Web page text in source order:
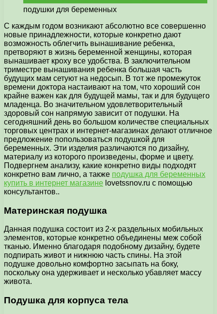
подушки для беременных
С каждым годом возникают абсолютно все совершенно
новые принадлежности, которые конкретно дают
возможность облегчить вынашивание ребенка,
претворяют в жизнь беременной женщины, которая
вынашивает кроху все удобства. В заключительном
триместре вынашивания ребенка большая часть
будущих мам сетуют на недосып. В тот же промежуток
времени доктора настаивают на том, что хороший сон
крайне важен как для будущей мамы, так и для будущего
младенца. Во значительном удовлетворительный
здоровый сон напрямую зависит от подушки. На
сегодняшний день во большом количестве специальных
торговых центрах и интернет-магазинах делают отличное
предложение попользоваться подушкой для
беременных. Эти изделия различаются по дизайну,
материалу из которого произведены, форме и цвету.
Подвергнем анализу, какие конкретно виды подходят
конкретно вам лично, а также подушка для беременных
купить в интернет магазине lovetssnov.ru с помощью
консультантов..
Материнская подушка
Данная подушка состоит из 2-х раздельных мобильных
элементов, которые конкретно объединены меж собой
тканью. Именно благодаря подобному дизайну, будете
подпирать живот и нижнюю часть спины. На этой
подушке довольно комфортно засыпать на боку,
поскольку она удерживает и несколько убавляет массу
живота.
Подушка для корпуса тела